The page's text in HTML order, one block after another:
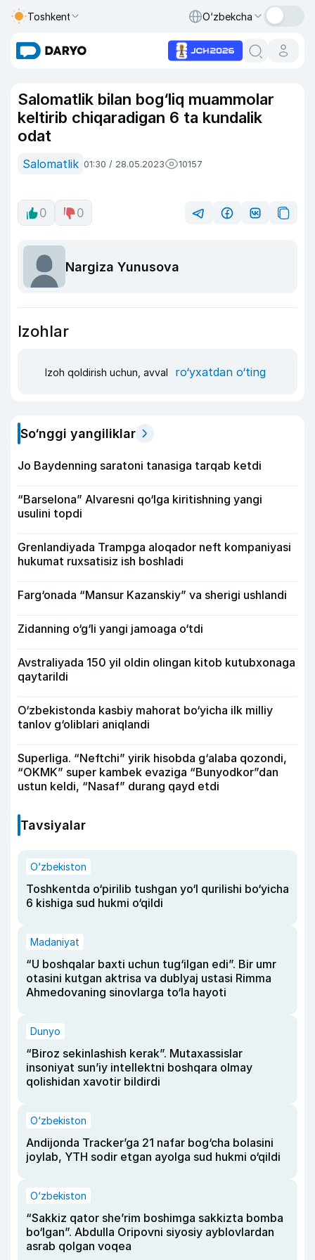
Toshkent O‘zbekcha
Salomatlik bilan bog‘liq muammolar
keltirib chiqaradigan 6 ta kundalik
odat
Salomatlik 01:30 / 28.05.2023 10157
0 0
Nargiza Yunusova
Izohlar
Izoh qoldirish uchun, avval ro‘yxatdan o‘ting
So‘nggi yangiliklar
Jo Baydenning saratoni tanasiga tarqab ketdi
“Barselona” Alvaresni qo‘lga kiritishning yangi
usulini topdi
Grenlandiyada Trampga aloqador neft kompaniyasi
hukumat ruxsatisiz ish boshladi
Farg‘onada “Mansur Kazanskiy” va sherigi ushlandi
Zidanning o‘g‘li yangi jamoaga o‘tdi
Avstraliyada 150 yil oldin olingan kitob kutubxonaga
qaytarildi
O‘zbekistonda kasbiy mahorat bo‘yicha ilk milliy
tanlov g‘oliblari aniqlandi
Superliga. “Neftchi” yirik hisobda g‘alaba qozondi,
“OKMK” super kambek evaziga “Bunyodkor”dan
ustun keldi, “Nasaf” durang qayd etdi
Tavsiyalar
O‘zbekiston
Toshkentda o‘pirilib tushgan yo‘l qurilishi bo‘yicha
6 kishiga sud hukmi o‘qildi
Madaniyat
“U boshqalar baxti uchun tug‘ilgan edi”. Bir umr
otasini kutgan aktrisa va dublyaj ustasi Rimma
Ahmedovaning sinovlarga to‘la hayoti
Dunyo
“Biroz sekinlashish kerak”. Mutaxassislar
insoniyat sun’iy intellektni boshqara olmay
qolishidan xavotir bildirdi
O‘zbekiston
Andijonda Tracker’ga 21 nafar bog‘cha bolasini
joylab, YTH sodir etgan ayolga sud hukmi o‘qildi
O‘zbekiston
“Sakkiz qator she’rim boshimga sakkizta bomba
bo‘lgan”. Abdulla Oripovni siyosiy ayblovlardan
asrab qolgan voqea